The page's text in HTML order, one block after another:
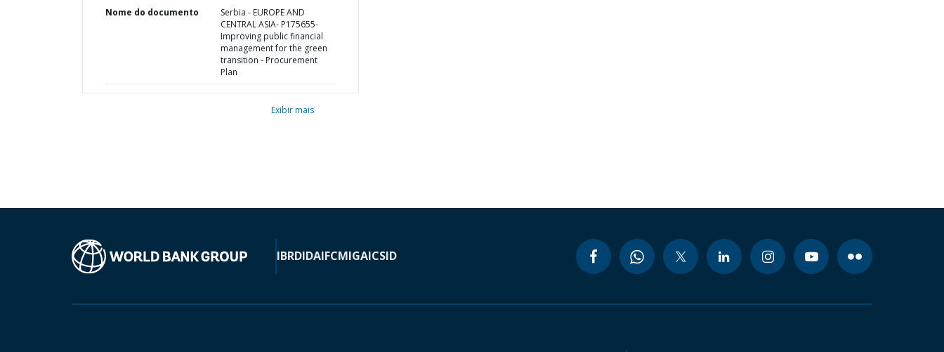
Nome do documento
Serbia - EUROPE AND
CENTRAL ASIA- P175655-
Improving public financial
management for the green
transition - Procurement
Plan
Exibir mais
IBRDIDAIFCMIGAICSID